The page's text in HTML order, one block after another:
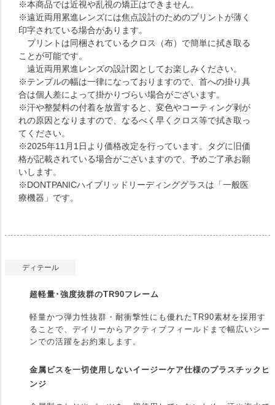
※本商品では近視や乱視の矯正はできません。
※遠近両用累進レンズには焦点設計のためのプリントが薄く
印字されている場合があります。
プリントは同梱されているクロス（布）で簡単に拭き取る
ことが可能です。
遠近両用累進レンズの設計図としてお楽しみください。
※テンプルの幅は一律になっておりますので、首への掛り具
合は個人差によって掛かりづらい場合がございます。
※汗や整髪料の付着を放置すると、変色やコーティング剥が
れの原因となりますので、なるべく早くクロス等で拭き取っ
てください。
※2025年11月1日より価格改定を行っています。タグに旧価
格が記載されている場合がございますので、予めご了承お願
いします。
※DONTPANICハイブリッドリーディンググラスは「一般医
療機器」です。
ディテール
超軽量･強度抜群のTR90フレーム
軽量かつ弾力性抜群・耐衝撃性にも優れたTR90素材を採用す
ることで、デイリーからアクティブフィールドまで幅広いシー
ンでの活躍をお約束します。
金属ビスを一切使用しないイージーケア仕様のプラスチックヒ
ンジ